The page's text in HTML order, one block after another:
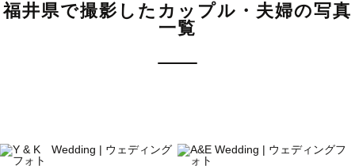
福井県で撮影したカップル・夫婦の写真
一覧